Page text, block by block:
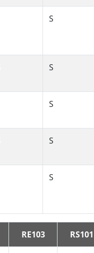
S
S
S
S
S
RE103 RS101